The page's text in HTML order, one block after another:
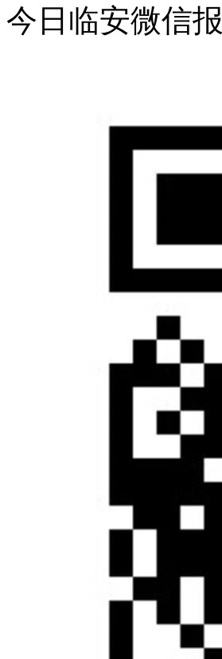
今日临安微信报